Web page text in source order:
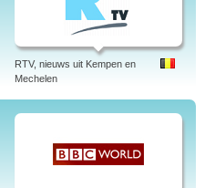
RTV, nieuws uit Kempen en
Mechelen